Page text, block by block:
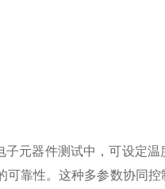
元器件测试中，可设定
靠性。这种多参数协同